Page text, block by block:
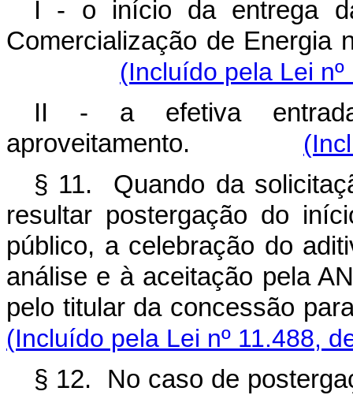
I - o início da entrega
Comercialização de Energia
(Incluído pela Lei
II - a efetiva
aproveitamento.
§ 11. Quando da
resultar postergação do
público, a celebração do
análise e à aceitação pela
pelo titular da concessão
(Incluído pela Lei nº 11.488,
§ 12. No caso de